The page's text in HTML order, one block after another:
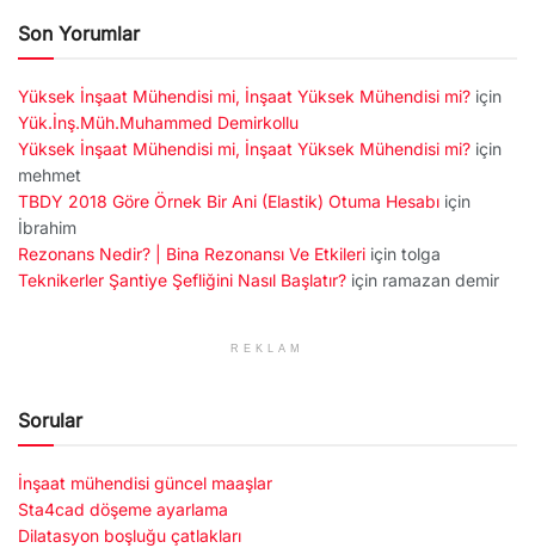
Son Yorumlar
Yüksek İnşaat Mühendisi mi, İnşaat Yüksek Mühendisi mi? için
Yük.İnş.Müh.Muhammed Demirkollu
Yüksek İnşaat Mühendisi mi, İnşaat Yüksek Mühendisi mi? için
mehmet
TBDY 2018 Göre Örnek Bir Ani (Elastik) Otuma Hesabı için
İbrahim
Rezonans Nedir? | Bina Rezonansı Ve Etkileri için tolga
Teknikerler Şantiye Şefliğini Nasıl Başlatır? için ramazan demir
REKLAM
Sorular
İnşaat mühendisi güncel maaşlar
Sta4cad döşeme ayarlama
Dilatasyon boşluğu çatlakları